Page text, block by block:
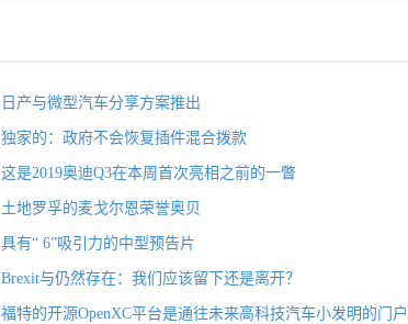
日产与微型汽车分享方案推出
独家的：政府不会恢复插件混合拨款
这是2019奥迪Q3在本周首次亮相之前的一瞥
土地罗孚的麦戈尔恩荣誉奥贝
具有“ 6”吸引力的中型预告片
Brexit与仍然存在：我们应该留下还是离开？
福特的开源OpenXC平台是通往未来高科技汽车小发明的门户